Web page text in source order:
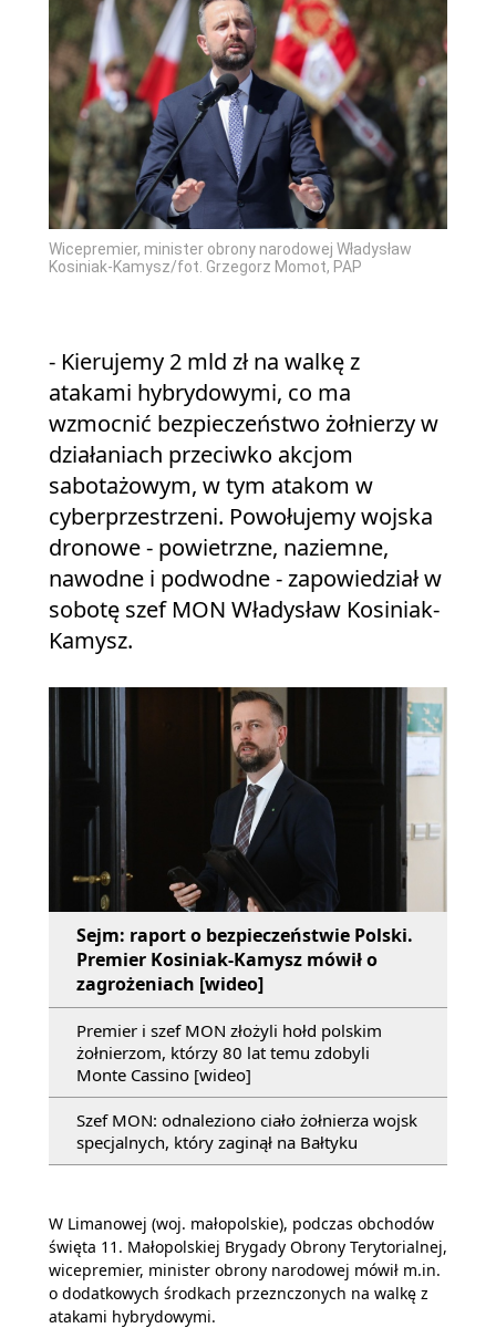
Wicepremier, minister obrony narodowej Władysław
Kosiniak-Kamysz/fot. Grzegorz Momot, PAP
- Kierujemy 2 mld zł na walkę z
atakami hybrydowymi, co ma
wzmocnić bezpieczeństwo żołnierzy w
działaniach przeciwko akcjom
sabotażowym, w tym atakom w
cyberprzestrzeni. Powołujemy wojska
dronowe - powietrzne, naziemne,
nawodne i podwodne - zapowiedział w
sobotę szef MON Władysław Kosiniak-
Kamysz.
Sejm: raport o bezpieczeństwie Polski.
Premier Kosiniak-Kamysz mówił o
zagrożeniach [wideo]
Premier i szef MON złożyli hołd polskim
żołnierzom, którzy 80 lat temu zdobyli
Monte Cassino [wideo]
Szef MON: odnaleziono ciało żołnierza wojsk
specjalnych, który zaginął na Bałtyku
W Limanowej (woj. małopolskie), podczas obchodów
święta 11. Małopolskiej Brygady Obrony Terytorialnej,
wicepremier, minister obrony narodowej mówił m.in.
o dodatkowych środkach przeznczonych na walkę z
atakami hybrydowymi.